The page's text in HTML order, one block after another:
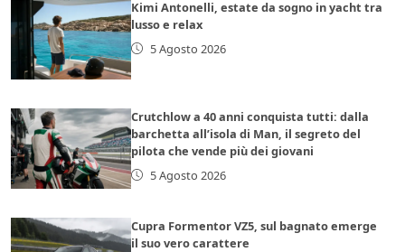
Kimi Antonelli, estate da sogno in yacht tra
lusso e relax
5 Agosto 2026
Crutchlow a 40 anni conquista tutti: dalla
barchetta all’isola di Man, il segreto del
pilota che vende più dei giovani
5 Agosto 2026
Cupra Formentor VZ5, sul bagnato emerge
il suo vero carattere